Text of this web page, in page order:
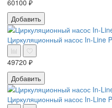
60100 ₽
Добавить
Циркуляционный насос In-Line
49720 ₽
Добавить
Циркуляционный насос In-Line